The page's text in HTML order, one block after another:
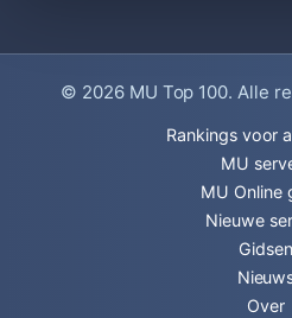
© 2026 MU Top 100. Alle
Rankings voor
MU
MU Online
Nieuwe
Gidsen
Over